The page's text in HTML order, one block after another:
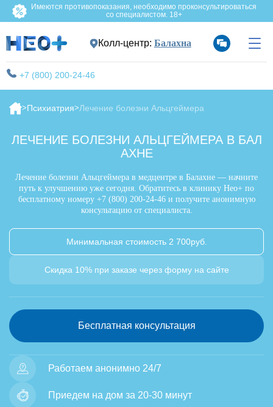
Имеются противопоказания, необходимо проконсультироваться
со специалистом. 18+
Колл-центр: Балахна
+7 (800) 200-24-46
Психиатрия Лечение болезни Альцгеймера
ЛЕЧЕНИЕ БОЛЕЗНИ АЛЬЦГЕЙМЕРА В БАЛ
АХНЕ
Лечение болезни Альцгеймера в медцентре в Балахне — начните
путь к улучшению уже сегодня. Обратитесь в клинику Нео+ по
бесплатному номеру +7 (800) 200-24-46 и получите анонимную
консультацию от специалиста.
Минимальная стоимость 2 700руб.
Скидка 10% при заказе через форму на сайте
Бесплатная консультация
Работаем анонимно 24/7
Приедем на дом за 20-30 минут